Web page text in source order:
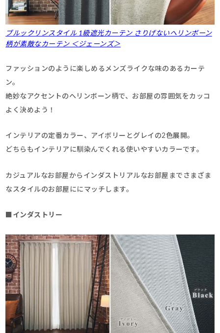
ブルックリンスタイル 1級遮光カーテン さりげないヘリンボーン
柄が素敵なカーテン ＜ジェーンズ＞
ファッションのように楽しめるメンズライクな味のあるカーテ
ン。
絶妙なアクセントのヘリンボーン柄で、お部屋の雰囲気をカッコ
よく決めよう！
インテリアの定番カラー、アイボリーとグレイの2色展開。
どちらもインテリアに馴染んでくれる使いやすいカラーです。
カジュアルなお部屋からインダストリアルなお部屋までさまざま
なスタイルのお部屋ににマッチします。
インダストリー